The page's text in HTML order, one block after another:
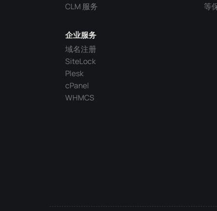
CLM 服务
企业服务
域名注册
SiteLock
Plesk
cPanel
WHMCS
等